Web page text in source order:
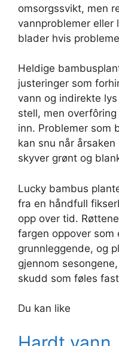
omsorgssvikt, men
vannproblemer eller
blader hvis
Heldige
justeringer som
vann og indirekte
stell, men
inn. Problemer som
kan snu når
skyver grønt og
Lucky bambus
fra en håndfull
opp over tid.
fargen oppover som
grunnleggende, og
gjennom
skudd som føles
Du kan like